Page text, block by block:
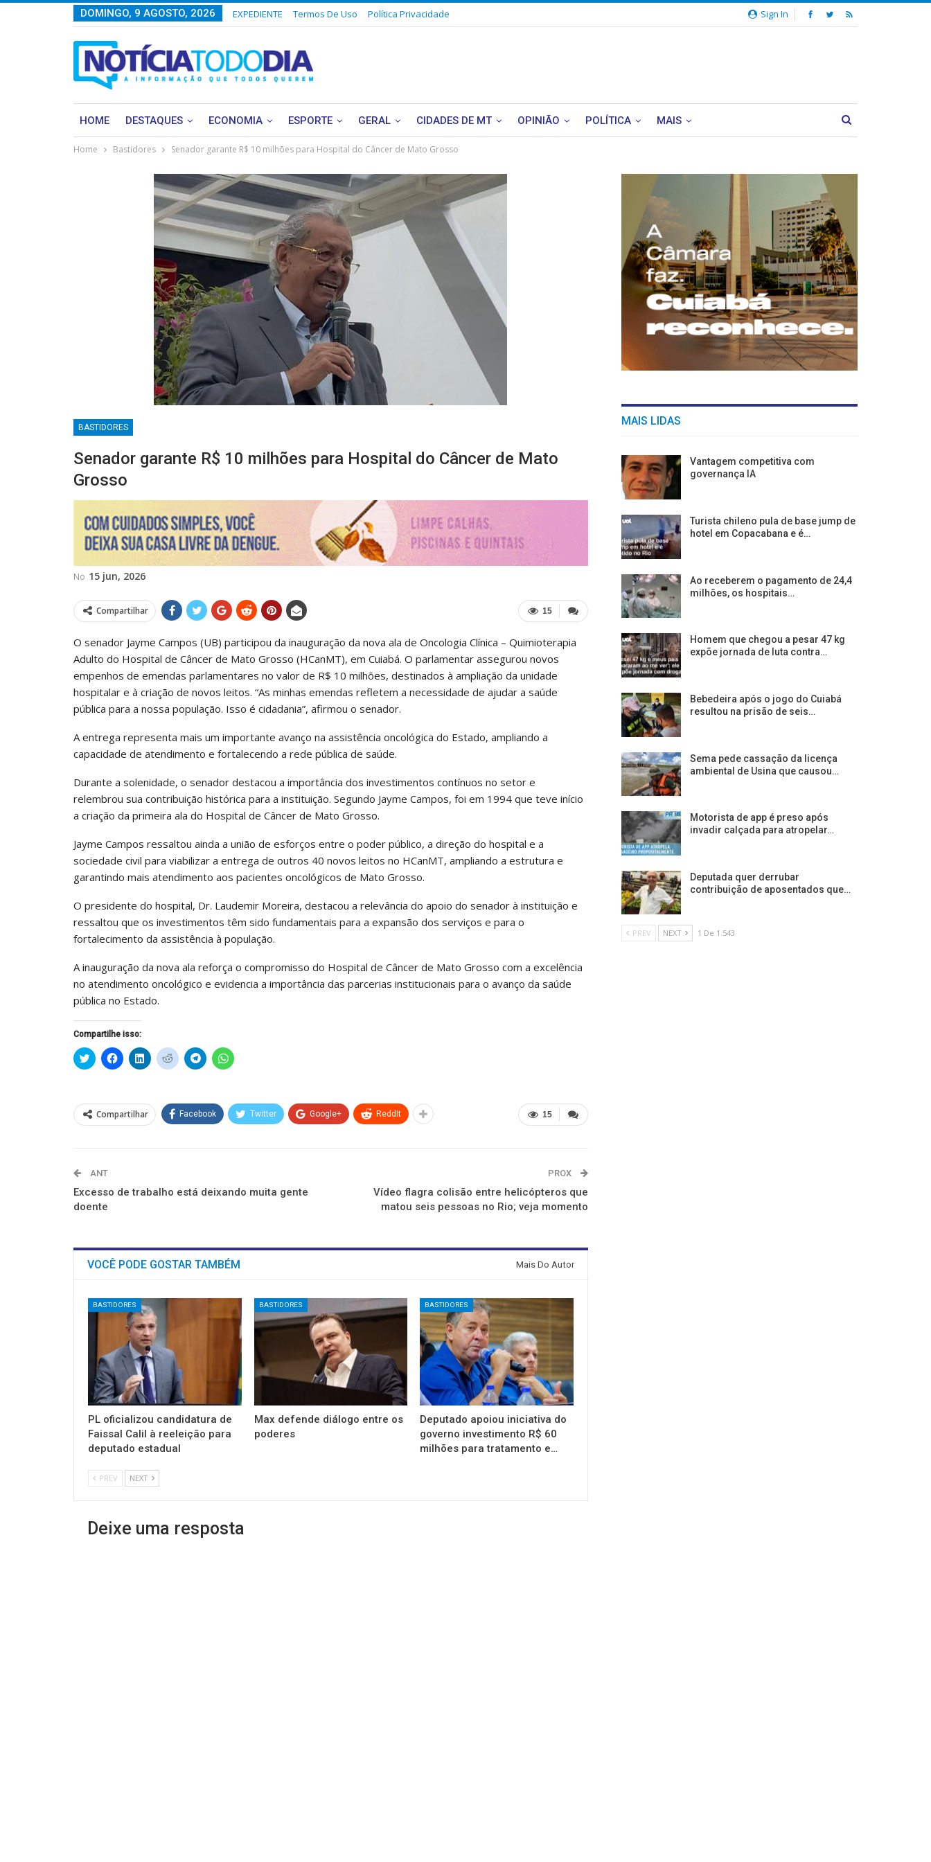
Sign In
DOMINGO, 9 AGOSTO, 2026 EXPEDIENTE Termos De Uso Política Privacidade
HOME DESTAQUES ECONOMIA ESPORTE GERAL CIDADES DE MT OPINIÃO POLÍTICA MAIS
Home Bastidores Senador garante R$ 10 milhões para Hospital do Câncer de Mato Grosso
BASTIDORES
Senador garante R$ 10 milhões para Hospital do Câncer de Mato
Grosso
No 15 jun, 2026
15
Compartilhar
O senador Jayme Campos (UB) participou da inauguração da nova ala de Oncologia Clínica – Quimioterapia
Adulto do Hospital de Câncer de Mato Grosso (HCanMT), em Cuiabá. O parlamentar assegurou novos
empenhos de emendas parlamentares no valor de R$ 10 milhões, destinados à ampliação da unidade
hospitalar e à criação de novos leitos. “As minhas emendas refletem a necessidade de ajudar a saúde
pública para a nossa população. Isso é cidadania”, afirmou o senador.
A entrega representa mais um importante avanço na assistência oncológica do Estado, ampliando a
capacidade de atendimento e fortalecendo a rede pública de saúde.
Durante a solenidade, o senador destacou a importância dos investimentos contínuos no setor e
relembrou sua contribuição histórica para a instituição. Segundo Jayme Campos, foi em 1994 que teve início
a criação da primeira ala do Hospital de Câncer de Mato Grosso.
Jayme Campos ressaltou ainda a união de esforços entre o poder público, a direção do hospital e a
sociedade civil para viabilizar a entrega de outros 40 novos leitos no HCanMT, ampliando a estrutura e
garantindo mais atendimento aos pacientes oncológicos de Mato Grosso.
O presidente do hospital, Dr. Laudemir Moreira, destacou a relevância do apoio do senador à instituição e
ressaltou que os investimentos têm sido fundamentais para a expansão dos serviços e para o
fortalecimento da assistência à população.
A inauguração da nova ala reforça o compromisso do Hospital de Câncer de Mato Grosso com a excelência
no atendimento oncológico e evidencia a importância das parcerias institucionais para o avanço da saúde
pública no Estado.
Compartilhe isso:
Clique
para
em
nova
janela)
Clique
para
em
nova
janela)
Clique
para
em
nova
janela)
Clique
para
em
nova
janela)
Clique
para
em
nova
janela)
Clique
para
em
nova
janela) 15
Compartilhar Facebook Twitter Google+ ReddIt
ANT
Excesso de trabalho está deixando muita gente
doente
PROX
Vídeo flagra colisão entre helicópteros que
matou seis pessoas no Rio; veja momento
VOCÊ PODE GOSTAR TAMBÉM Mais Do Autor
BASTIDORES
PL oficializou candidatura de
Faissal Calil à reeleição para
deputado estadual
BASTIDORES
Max defende diálogo entre os
poderes
BASTIDORES
Deputado apoiou iniciativa do
governo investimento R$ 60
milhões para tratamento e…
PREV NEXT
Deixe uma resposta
MAIS LIDAS
Vantagem competitiva com
governança IA
Turista chileno pula de base jump de
hotel em Copacabana e é…
Ao receberem o pagamento de 24,4
milhões, os hospitais…
Homem que chegou a pesar 47 kg
expõe jornada de luta contra…
Bebedeira após o jogo do Cuiabá
resultou na prisão de seis…
Sema pede cassação da licença
ambiental de Usina que causou…
Motorista de app é preso após
invadir calçada para atropelar…
Deputada quer derrubar
contribuição de aposentados que…
PREV NEXT 1 De 1.543